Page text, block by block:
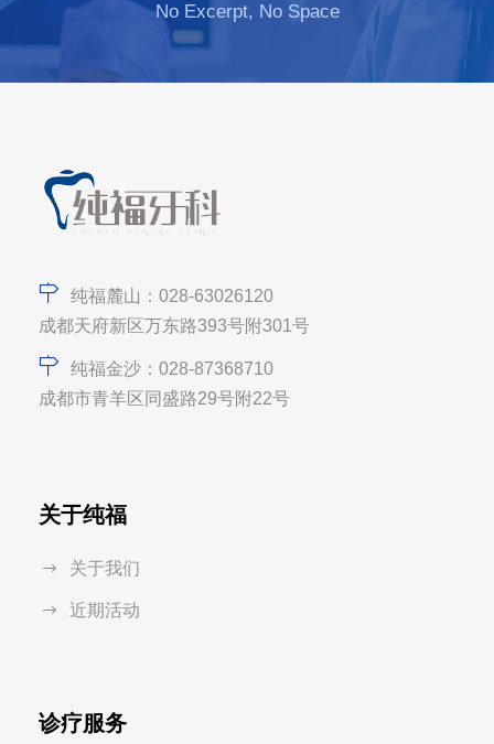
No Excerpt, No Space
纯福麓山：028-63026120
成都天府新区万东路393号附301号
纯福金沙：028-87368710
成都市青羊区同盛路29号附22号
关于纯福
关于我们
近期活动
诊疗服务